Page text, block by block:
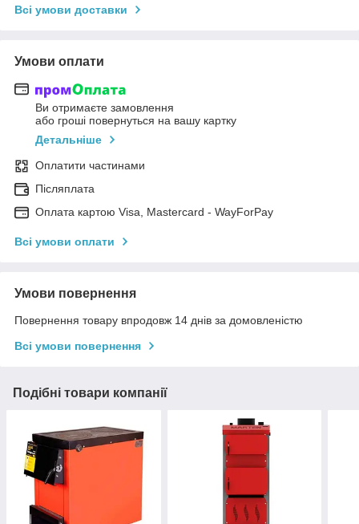
Всі умови доставки
Умови оплати
Ви отримаєте замовлення
або гроші повернуться на вашу картку
Детальніше
Оплатити частинами
Післяплата
Оплата картою Visa, Mastercard - WayForPay
Всі умови оплати
Умови повернення
Повернення товару впродовж 14 днів за домовленістю
Всі умови повернення
Подібні товари компанії